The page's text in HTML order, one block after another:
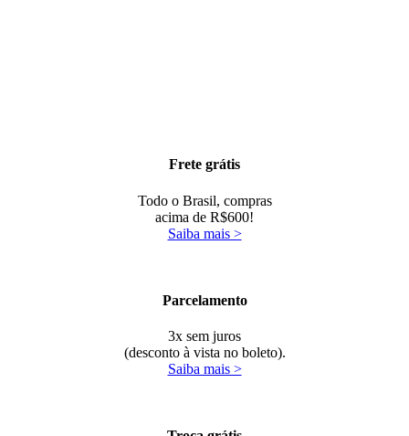
Frete grátis
Todo o Brasil, compras
acima de R$600!
Saiba mais >
Parcelamento
3x sem juros
(desconto à vista no boleto).
Saiba mais >